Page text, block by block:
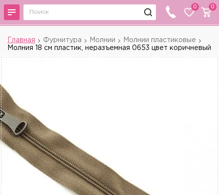
0 0
Главная Фурнитура Молнии
Молнии пластиковые
Молния 18 см пластик, неразъемная 0653 цвет коричневый